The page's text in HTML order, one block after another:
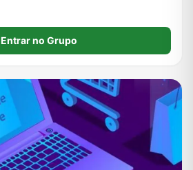
Entrar no Grupo